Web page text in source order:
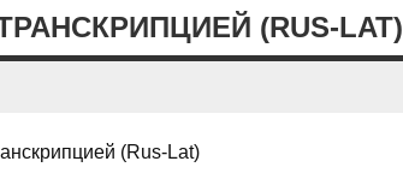
(RUS-LAT)
(Rus-Lat)